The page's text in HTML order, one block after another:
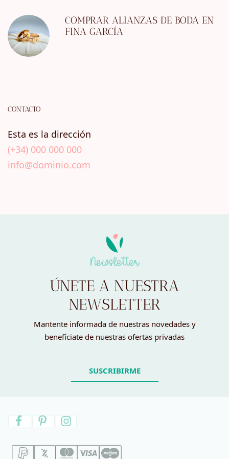
COMPRAR ALIANZAS DE BODA EN
FINA GARCÍA
CONTACTO
Esta es la dirección
(+34) 000 000 000
info@dominio.com
Newsletter
ÚNETE A NUESTRA
NEWSLETTER
Mantente informada de nuestras novedades y
benefíciate de nuestras ofertas privadas
SUSCRIBIRME